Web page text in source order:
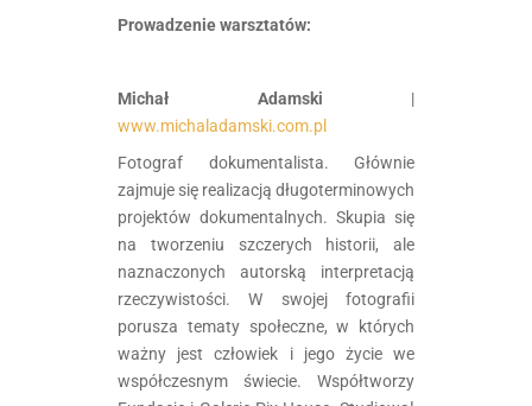
Prowadzenie warsztatów:
Michał Adamski |
www.michaladamski.com.pl
Fotograf dokumentalista. Głównie
zajmuje się realizacją długoterminowych
projektów dokumentalnych. Skupia się
na tworzeniu szczerych historii, ale
naznaczonych autorską interpretacją
rzeczywistości. W swojej fotografii
porusza tematy społeczne, w których
ważny jest człowiek i jego życie we
współczesnym świecie. Współtworzy